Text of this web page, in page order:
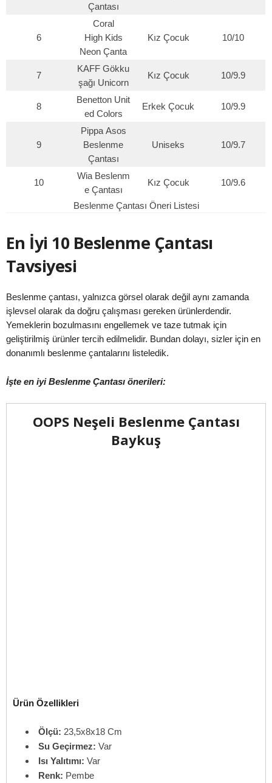
Çantası
6
Coral
High Kids
Neon Çanta
Kız Çocuk 10/10
7
KAFF Gökku
şağı Unicorn
Kız Çocuk 10/9.9
8
Benetton Unit
ed Colors
Erkek Çocuk 10/9.9
9
Pippa Asos
Beslenme
Çantası
Uniseks 10/9.7
10
Wia Beslenm
e Çantası
Kız Çocuk 10/9.6
Beslenme Çantası Öneri Listesi
En İyi 10 Beslenme Çantası
Tavsiyesi
Beslenme çantası, yalnızca görsel olarak değil aynı zamanda
işlevsel olarak da doğru çalışması gereken ürünlerdendir.
Yemeklerin bozulmasını engellemek ve taze tutmak için
geliştirilmiş ürünler tercih edilmelidir. Bundan dolayı, sizler için en
donanımlı beslenme çantalarını listeledik.
İşte en iyi Beslenme Çantası önerileri:
OOPS Neşeli Beslenme Çantası
Baykuş
Ürün Özellikleri
Ölçü: 23,5x8x18 Cm
Su Geçirmez: Var
Isı Yalıtımı: Var
Renk: Pembe